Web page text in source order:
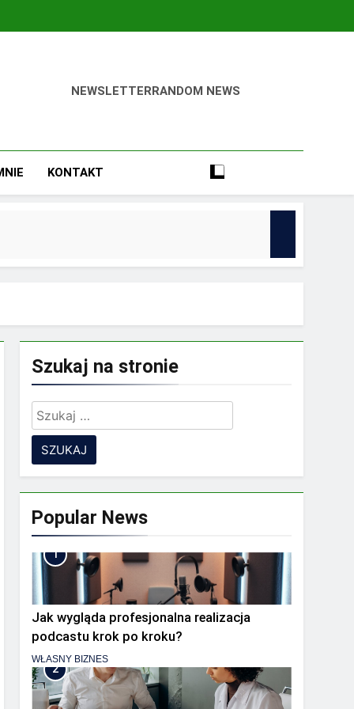
NEWSLETTERRANDOM NEWS
KONTAKT
rozproszony?
Szukaj na stronie
Szukaj:
Popular News
1
Jak wygląda profesjonalna realizacja
podcastu krok po kroku?
WŁASNY BIZNES
2